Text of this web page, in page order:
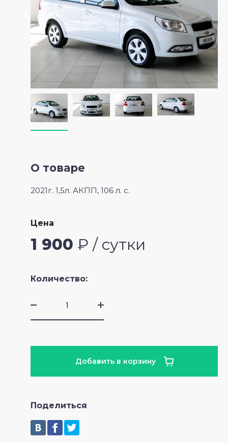
Полезные вещи
О товаре
2021г. 1,5л. АКПП, 106 л. с.
Цена
1 900 ₽ / сутки
Количество:
Добавить в корзину
Поделиться